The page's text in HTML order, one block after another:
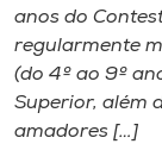
I.nova
anos do
regularmente
(do 4º ao 9º
Superior, além
amadores […]